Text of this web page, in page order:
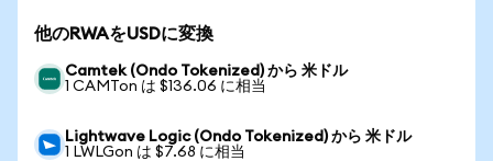
他のRWAをUSDに変換
Camtek (Ondo Tokenized) から 米ドル
1 CAMTon は $136.06 に相当
Lightwave Logic (Ondo Tokenized) から 米ドル
1 LWLGon は $7.68 に相当